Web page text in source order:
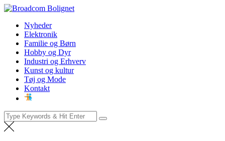
Skip
content
Broadcom Bolignet
NyhederNyheder
Elektronik
Familie og Børn
Hobby og Dyr
Industri og Erhverv
Kunst og kultur
Tøj og Mode
Kontakt
Search
for: